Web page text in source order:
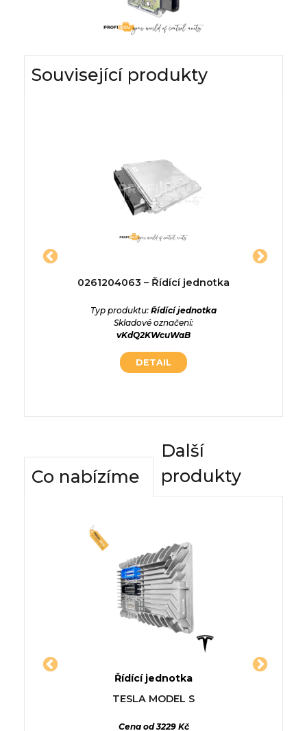
Související produkty
0261204063 – Řídící jednotka
Typ produktu: Řídící jednotka
Skladové označení:
vKdQ2KWcuWaB
DETAIL
Co nabízíme
Další
produkty
Řídící jednotka
TESLA MODEL S
Cena od 3229 Kč
Jednotka RENAULT MASTER
III Krabice (FV)
2.3 dCi 135 RWD (FV0N) 2014-07,